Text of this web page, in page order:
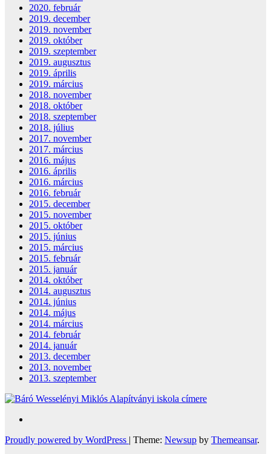
2020. február
2019. december
2019. november
2019. október
2019. szeptember
2019. augusztus
2019. április
2019. március
2018. november
2018. október
2018. szeptember
2018. július
2017. november
2017. március
2016. május
2016. április
2016. március
2016. február
2015. december
2015. november
2015. október
2015. június
2015. március
2015. február
2015. január
2014. október
2014. augusztus
2014. június
2014. május
2014. március
2014. február
2014. január
2013. december
2013. november
2013. szeptember
Proudly powered by WordPress | Theme: Newsup by Themeansar.